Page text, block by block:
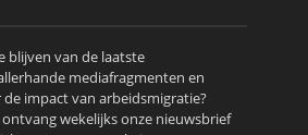
blijven van de laatste
mediafragmenten en
impact van arbeidsmigratie?
wekelijks onze nieuwsbrief